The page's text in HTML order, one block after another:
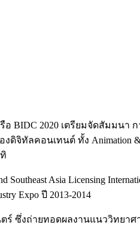
อ BIDC 2020 เตรียมจัดสัมมน
จิทัลคอนเทนต์ ทั้ง Animation &
Southeast Asia Licensing
Expo ปี 2013-2014
ยนตร์ ซึ่งถ่ายทอดผลงานแนววิท